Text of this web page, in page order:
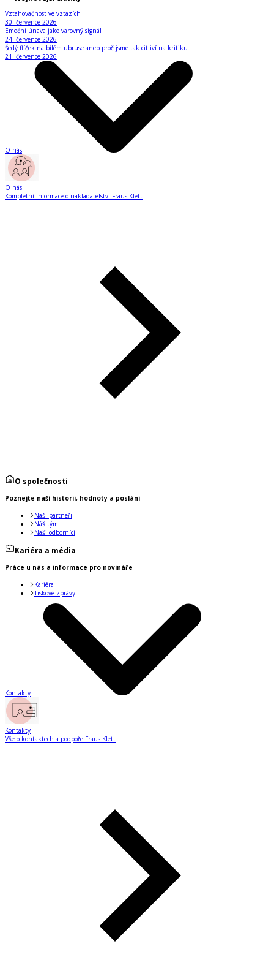
Vztahovačnost ve vztazích
30. července 2026
Emoční únava jako varovný signál
24. července 2026
Šedý flíček na bílém ubruse aneb proč jsme tak citliví na kritiku
21. července 2026
O nás
O nás
Kompletní informace o nakladatelství Fraus Klett
O společnosti
Poznejte naší historii, hodnoty a poslání
Naši partneři
Náš tým
Naši odborníci
Kariéra a média
Práce u nás a informace pro novináře
Kariéra
Tiskové zprávy
Kontakty
Kontakty
Vše o kontaktech a podpoře Fraus Klett